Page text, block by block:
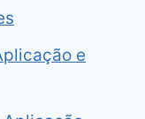
e